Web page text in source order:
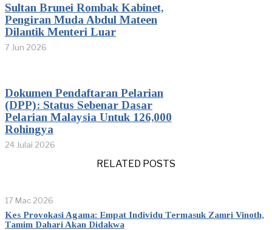
Sultan Brunei Rombak Kabinet,
Pengiran Muda Abdul Mateen
Dilantik Menteri Luar
7 Jun 2026
Dokumen Pendaftaran Pelarian
(DPP): Status Sebenar Dasar
Pelarian Malaysia Untuk 126,000
Rohingya
24 Julai 2026
RELATED POSTS
17 Mac 2026
Kes Provokasi Agama: Empat Individu Termasuk Zamri Vinoth,
Tamim Dahari Akan Didakwa